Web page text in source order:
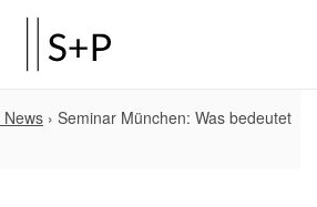
› Seminar München: Was bedeutet